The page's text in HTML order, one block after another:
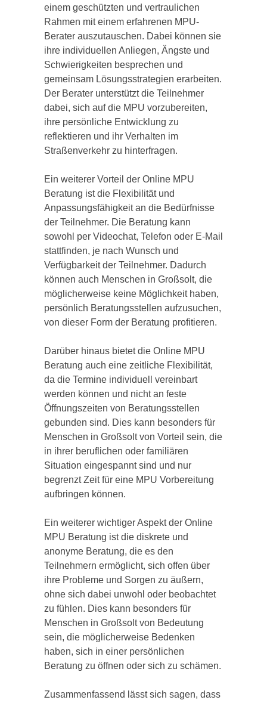
einem geschützten und vertraulichen
Rahmen mit einem erfahrenen MPU-
Berater auszutauschen. Dabei können sie
ihre individuellen Anliegen, Ängste und
Schwierigkeiten besprechen und
gemeinsam Lösungsstrategien erarbeiten.
Der Berater unterstützt die Teilnehmer
dabei, sich auf die MPU vorzubereiten,
ihre persönliche Entwicklung zu
reflektieren und ihr Verhalten im
Straßenverkehr zu hinterfragen.
Ein weiterer Vorteil der Online MPU
Beratung ist die Flexibilität und
Anpassungsfähigkeit an die Bedürfnisse
der Teilnehmer. Die Beratung kann
sowohl per Videochat, Telefon oder E-Mail
stattfinden, je nach Wunsch und
Verfügbarkeit der Teilnehmer. Dadurch
können auch Menschen in Großsolt, die
möglicherweise keine Möglichkeit haben,
persönlich Beratungsstellen aufzusuchen,
von dieser Form der Beratung profitieren.
Darüber hinaus bietet die Online MPU
Beratung auch eine zeitliche Flexibilität,
da die Termine individuell vereinbart
werden können und nicht an feste
Öffnungszeiten von Beratungsstellen
gebunden sind. Dies kann besonders für
Menschen in Großsolt von Vorteil sein, die
in ihrer beruflichen oder familiären
Situation eingespannt sind und nur
begrenzt Zeit für eine MPU Vorbereitung
aufbringen können.
Ein weiterer wichtiger Aspekt der Online
MPU Beratung ist die diskrete und
anonyme Beratung, die es den
Teilnehmern ermöglicht, sich offen über
ihre Probleme und Sorgen zu äußern,
ohne sich dabei unwohl oder beobachtet
zu fühlen. Dies kann besonders für
Menschen in Großsolt von Bedeutung
sein, die möglicherweise Bedenken
haben, sich in einer persönlichen
Beratung zu öffnen oder sich zu schämen.
Zusammenfassend lässt sich sagen, dass